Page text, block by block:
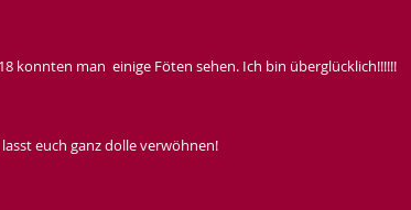
konnten man einige Föten sehen. Ich bin überglücklich!!!!!!
euch ganz dolle verwöhnen!